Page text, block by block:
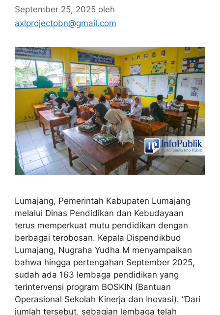
September 25, 2025 oleh
axlprojectpbn@gmail.com
Lumajang, Pemerintah Kabupaten Lumajang
melalui Dinas Pendidikan dan Kebudayaan
terus memperkuat mutu pendidikan dengan
berbagai terobosan. Kepala Dispendikbud
Lumajang, Nugraha Yudha M menyampaikan
bahwa hingga pertengahan September 2025,
sudah ada 163 lembaga pendidikan yang
terintervensi program BOSKIN (Bantuan
Operasional Sekolah Kinerja dan Inovasi). “Dari
jumlah tersebut, sebagian lembaga telah